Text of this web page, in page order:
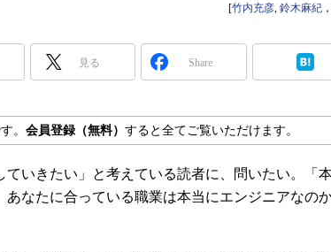
[竹内充彦, 鈴木麻紀 ，
見る Share
。 会員登録（無料） すると全てご覧いただけます。
いきたい」と考えている読者に、問いたい。「
あなたに合っている職業は本当にエンジニアなの